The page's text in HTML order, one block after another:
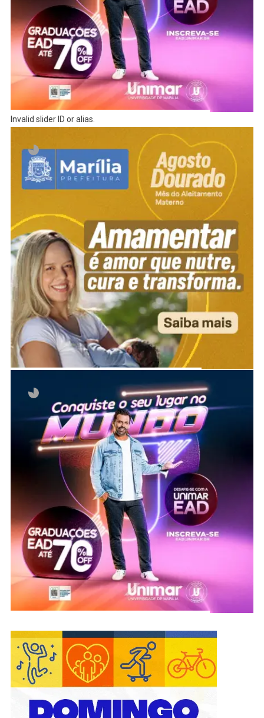
Invalid slider ID or alias.